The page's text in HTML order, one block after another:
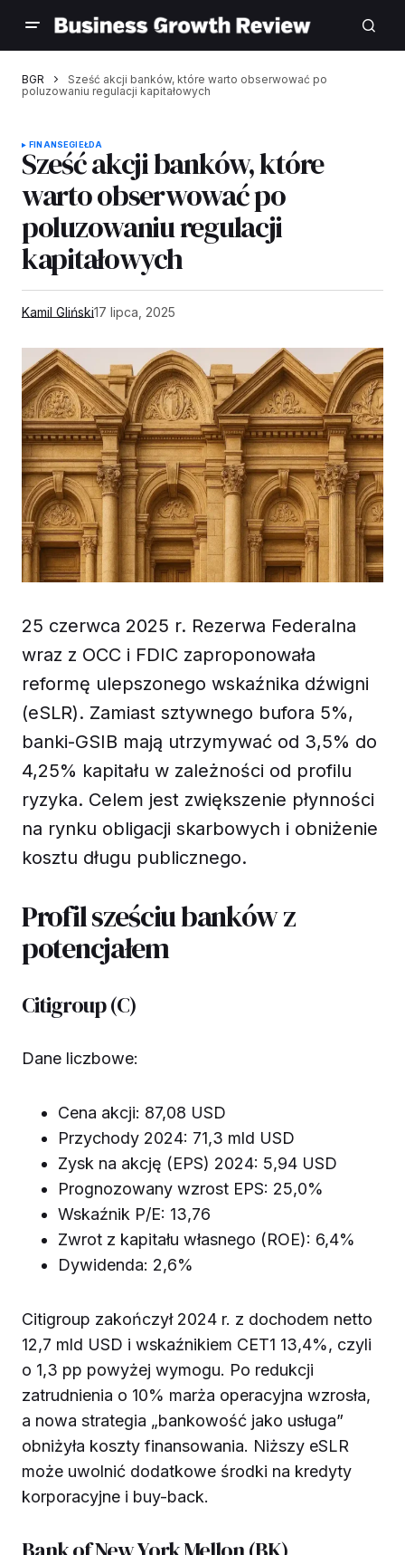
BGR
Sześć akcji banków, które warto obserwować po
poluzowaniu regulacji kapitałowych
FINANSEGIEŁDA
Sześć akcji banków, które
warto obserwować po
poluzowaniu regulacji
kapitałowych
Kamil Gliński17 lipca, 2025
25 czerwca 2025 r. Rezerwa Federalna
wraz z OCC i FDIC zaproponowała
reformę ulepszonego wskaźnika dźwigni
(eSLR). Zamiast sztywnego bufora 5%,
banki-GSIB mają utrzymywać od 3,5% do
4,25% kapitału w zależności od profilu
ryzyka. Celem jest zwiększenie płynności
na rynku obligacji skarbowych i obniżenie
kosztu długu publicznego.
Profil sześciu banków z
potencjałem
Citigroup (C)
Dane liczbowe:
Cena akcji: 87,08 USD
Przychody 2024: 71,3 mld USD
Zysk na akcję (EPS) 2024: 5,94 USD
Prognozowany wzrost EPS: 25,0%
Wskaźnik P/E: 13,76
Zwrot z kapitału własnego (ROE): 6,4%
Dywidenda: 2,6%
Citigroup zakończył 2024 r. z dochodem netto
12,7 mld USD i wskaźnikiem CET1 13,4%, czyli
o 1,3 pp powyżej wymogu. Po redukcji
zatrudnienia o 10% marża operacyjna wzrosła,
a nowa strategia „bankowość jako usługa”
obniżyła koszty finansowania. Niższy eSLR
może uwolnić dodatkowe środki na kredyty
korporacyjne i buy-back.